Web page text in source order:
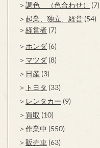
調色 （色合わせ）
(7)
起業、独立、経営 (54)
経営者 (7)
ホンダ (6)
マツダ (8)
日産 (3)
トヨタ (33)
レンタカー (9)
買取 (10)
作業中 (550)
販売車 (63)